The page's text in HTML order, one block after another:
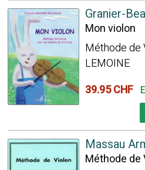
Granier-
Mon violon
Méthode de
LEMOINE
39.95 CHF
Massau
Méthode de